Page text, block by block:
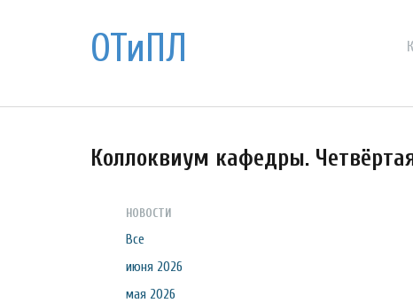
ОТиПЛ
Коллоквиум кафедры.
НОВОСТИ
Все
июня 2026
мая 2026